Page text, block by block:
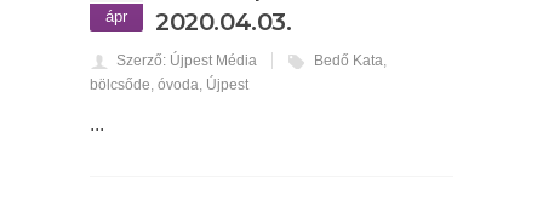
ápr
2020.04.03.
Szerző: Újpest Média Bedő Kata,
bölcsőde, óvoda, Újpest
...